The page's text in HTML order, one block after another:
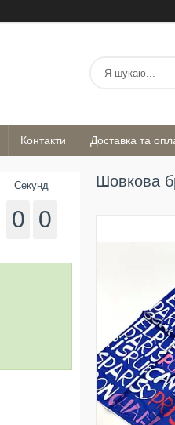
Контакти Доставка та
Шовкова
Секунд
0 0